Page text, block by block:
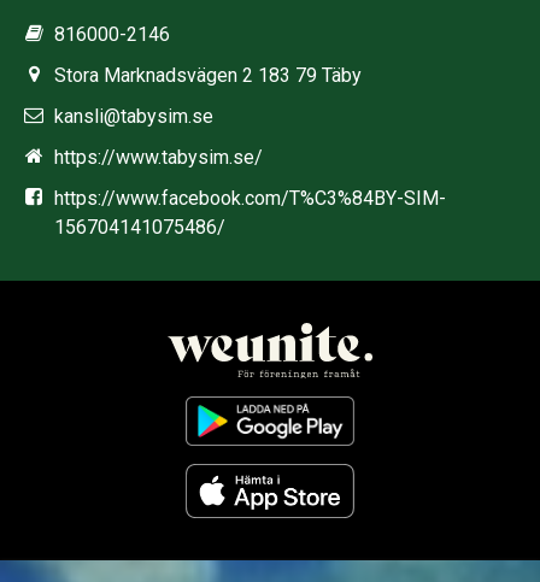
816000-2146
Stora Marknadsvägen 2 183 79 Täby
kansli@tabysim.se
https://www.tabysim.se/
https://www.facebook.com/T%C3%84BY-SIM-
156704141075486/